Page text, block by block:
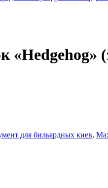
для бильярдных киев,